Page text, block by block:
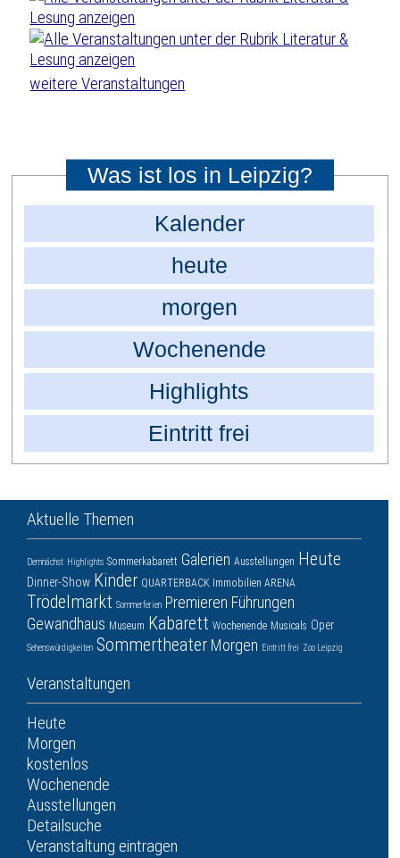
weitere Veranstaltungen
Was ist los in Leipzig?
Kalender
heute
morgen
Wochenende
Highlights
Eintritt frei
Aktuelle Themen
Demnächst Highlights Sommerkabarett Galerien Ausstellungen Heute
Dinner-Show Kinder QUARTERBACK Immobilien ARENA
Trödelmarkt Sommerferien Premieren Führungen
Gewandhaus Museum Kabarett Wochenende Musicals Oper
Sehenswürdigkeiten Sommertheater Morgen Eintritt frei Zoo Leipzig
Veranstaltungen
Heute
Morgen
kostenlos
Wochenende
Ausstellungen
Detailsuche
Veranstaltung eintragen